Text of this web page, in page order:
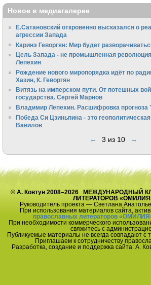
Новое в медиагалерее
Е.Сатановский откровенно высказался о
агрессии Запада
Каринэ Геворгян: Мир будет
Цель Запада - не промышленная
Лепехин
Рождение нового миропорядка идёт по
Хазин, К. Геворгян
Витязь на имперском пути. От потешных
государства. Сергей Марнов
Владимир Лепехин. Расшифровка прогноза
Победа Си Цзиньпина - это
Вавилов
← 3 из 10 →
© А. Ковтун 2008–2026 МЕЖДУНАРОДНЫЙ
ЛИТЕРАТОРОВ
Руководитель проекта — Светлана
При использования материалов сайта,
православных литераторов
При необходимости коммерческого
свяжитесь с
Публикуемые материалы не всегда совпадают с
Приглашаем к сотрудничеству
Разработка, создание и поддержка сайта: А.